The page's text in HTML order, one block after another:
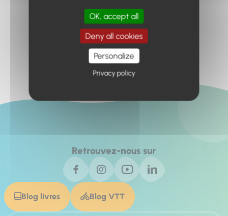
Retour à l'accueil
Retrouvez-nous sur
Blog livres Blog VTT
OK, accept all
Deny all cookies
Personalize
Privacy policy